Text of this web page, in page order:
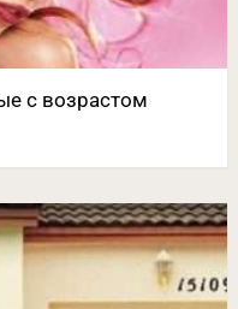
с возрастом